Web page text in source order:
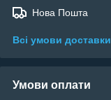
Нова Пошта
Всі умови доставки
Умови оплати